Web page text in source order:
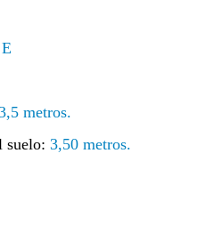
metros.
suelo: 3,50 metros.